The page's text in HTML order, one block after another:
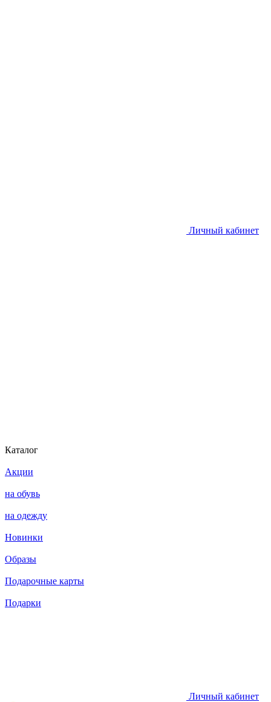
Личный кабинет
Каталог
Акции
на обувь
на одежду
Новинки
Образы
Подарочные карты
Подарки
Личный кабинет